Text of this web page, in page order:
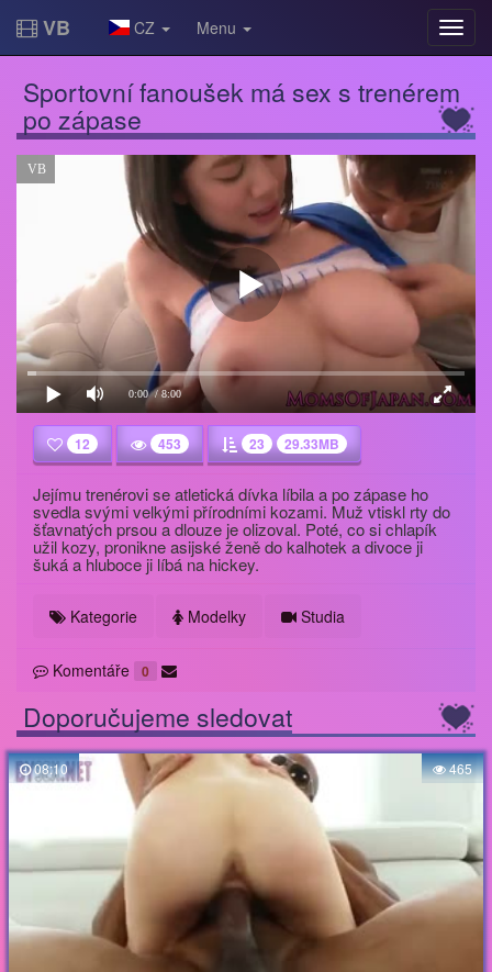
VB CZ Menu
Sportovní fanoušek má sex s trenérem
po zápase
VB
0:00 / 8:00
12 453 23 29.33MB
Jejímu trenérovi se atletická dívka líbila a po zápase ho
svedla svými velkými přírodními kozami. Muž vtiskl rty do
šťavnatých prsou a dlouze je olizoval. Poté, co si chlapík
užil kozy, pronikne asijské ženě do kalhotek a divoce ji
šuká a hluboce ji líbá na hickey.
Kategorie Modelky Studia
Komentáře 0
Doporučujeme sledovat
08:10 465